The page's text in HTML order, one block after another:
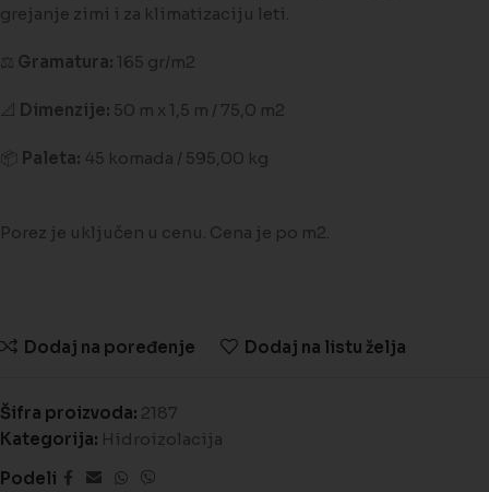
grejanje zimi i za klimatizaciju leti.
⚖️ Gramatura: 165 gr/m2
📐 Dimenzije: 50 m x 1,5 m / 75,0 m2
📦 Paleta: 45 komada / 595,00 kg
Porez je uključen u cenu. Cena je po m2.
Dodaj na poređenje Dodaj na listu želja
Šifra proizvoda: 2187
Kategorija: Hidroizolacija
Podeli